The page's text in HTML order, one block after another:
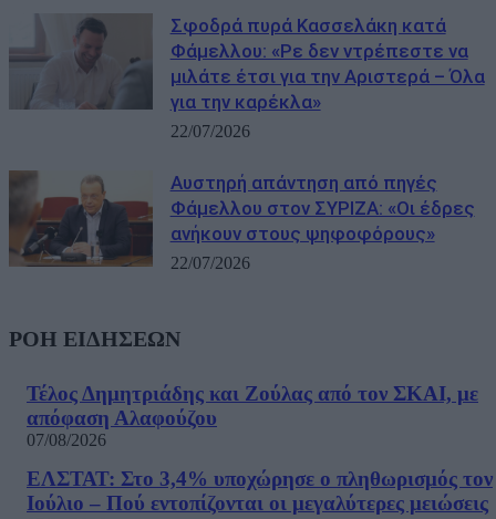
Σφοδρά πυρά Κασσελάκη κατά
Φάμελλου: «Ρε δεν ντρέπεστε να
μιλάτε έτσι για την Αριστερά – Όλα
για την καρέκλα»
22/07/2026
Αυστηρή απάντηση από πηγές
Φάμελλου στον ΣΥΡΙΖΑ: «Οι έδρες
ανήκουν στους ψηφοφόρους»
22/07/2026
ΡΟΗ ΕΙΔΗΣΕΩΝ
Τέλος Δημητριάδης και Ζούλας από τον ΣΚΑΙ, με
απόφαση Αλαφούζου
07/08/2026
ΕΛΣΤΑΤ: Στο 3,4% υποχώρησε ο πληθωρισμός τον
Ιούλιο – Πού εντοπίζονται οι μεγαλύτερες μειώσεις